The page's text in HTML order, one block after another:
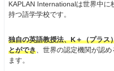
KAPLAN Internationalは世界中
持つ語学学校です。
独自の英語教授法、K＋（プラス
とができ、世界の認定機関が認
ます。